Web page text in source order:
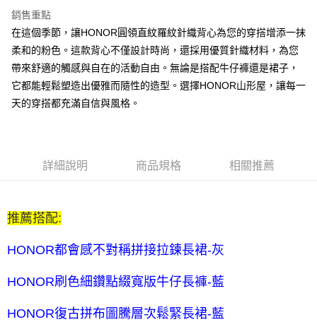
運送方式
全家取貨付款 -訂單滿 $2000 元即享免運服務，未滿則另收
$80 元物流費用。
每筆NT$80，滿NT$2,000(含以上)免運費
每筆NT$80，滿NT$2,000(含以上)免運費
7-11付款後取貨-訂單滿 $2000 元即享免運服務-未滿則另收
每筆NT$80，滿NT$2,000(含以上)免運費
宅配送到家-訂單滿 $2000 元即享免運服務-未滿則另收 $120 元物
銷售重點
在這個季節，讓HONOR圓領直紋羅紋針織背心為您的穿搭增添一抹
柔和的粉色。這款背心不僅設計時尚，還採用優質針織材料，為您
帶來舒適的觸感與自在的活動自由。無論是搭配牛仔褲還是裙子，
它都能輕鬆塑造出優雅而隨性的造型。選擇HONOR山形屋，讓每一
天的穿搭都充滿自信與風格。
詳細說明 商品規格 相關推薦
推薦搭配:
HONOR都會感不對稱拼接拉鍊長裙-灰
HONOR刷色細鑽點綴寬版牛仔長褲-藍
HONOR復古拼布圖騰層次鬆緊長裙-藍